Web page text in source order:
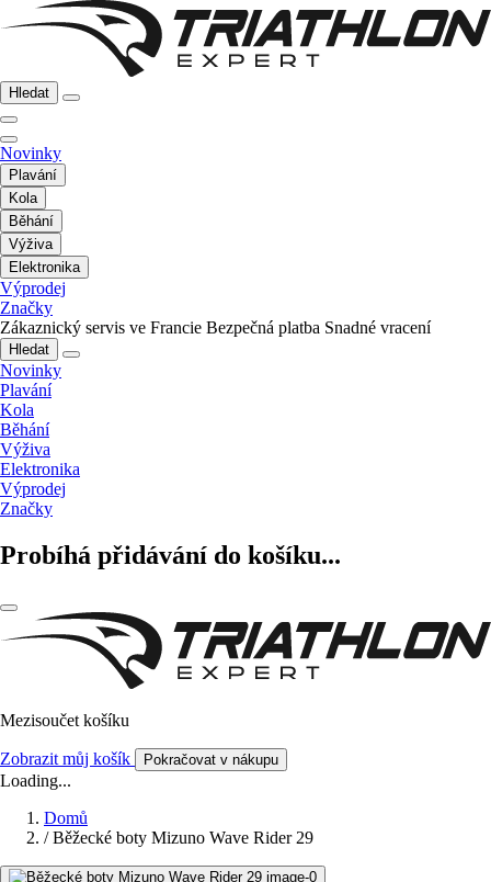
Hledat
Novinky
Plavání
Kola
Běhání
Výživa
Elektronika
Výprodej
Značky
Zákaznický servis ve Francie Bezpečná platba Snadné vracení
Hledat
Novinky
Plavání
Kola
Běhání
Výživa
Elektronika
Výprodej
Značky
Probíhá přidávání do košíku...
Mezisoučet košíku
Zobrazit můj košík Pokračovat v nákupu
Loading...
Domů
/ Běžecké boty Mizuno Wave Rider 29